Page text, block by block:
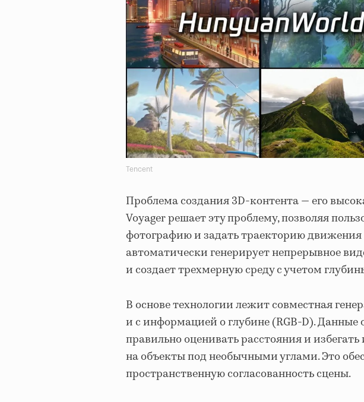
Tencent
Проблема создания 3D-контента — его
Voyager решает эту проблему, позволяя
фотографию и задать траекторию
автоматически генерирует непрерывное
и создает трехмерную среду с учетом
В основе технологии лежит совместная
и с информацией о глубине (RGB-D). Данные
правильно оценивать расстояния и
на объекты под необычными углами. Это
пространственную согласованность сцены.